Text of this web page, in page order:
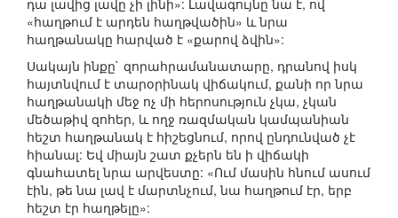
դա լավից լավը չի լինի»: Լավագույնը նա է, ով
«հաղթում է արդեն հաղթվածին» և նրա
հաղթանակը հարված է «քարով ձվին»:
Սակայն ինքը` զորահրամանատարը, դրանով իսկ
հայտնվում է տարօրինակ վիճակում, քանի որ նրա
հաղթանակի մեջ ոչ մի հերոսություն չկա, չկան
մեծաթիվ զոհեր, և ողջ ռազմական կամպանիան
հեշտ հաղթանակ է հիշեցնում, որով ընդունված չէ
հիանալ: Եվ միայն շատ քչերն են ի վիճակի
գնահատել նրա արվեստը: «Ում մասին հնում ասում
էին, թե նա լավ է մարտնչում, նա հաղթում էր, երբ
հեշտ էր հաղթելը»: